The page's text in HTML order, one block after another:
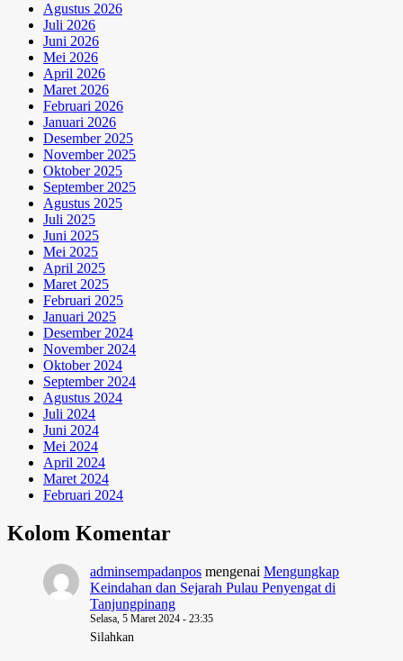
Agustus 2026
Juli 2026
Juni 2026
Mei 2026
April 2026
Maret 2026
Februari 2026
Januari 2026
Desember 2025
November 2025
Oktober 2025
September 2025
Agustus 2025
Juli 2025
Juni 2025
Mei 2025
April 2025
Maret 2025
Februari 2025
Januari 2025
Desember 2024
November 2024
Oktober 2024
September 2024
Agustus 2024
Juli 2024
Juni 2024
Mei 2024
April 2024
Maret 2024
Februari 2024
Kolom Komentar
adminsempadanpos mengenai Mengungkap
Keindahan dan Sejarah Pulau Penyengat di
Tanjungpinang
Selasa, 5 Maret 2024 - 23:35
Silahkan